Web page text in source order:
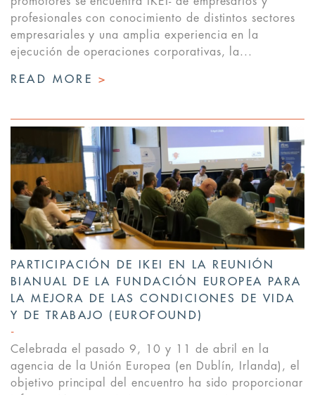
profesionales con conocimiento de distintos sectores
empresariales y una amplia experiencia en la
ejecución de operaciones corporativas, la...
READ MORE >
PARTICIPACIÓN DE IKEI EN LA REUNIÓN
BIANUAL DE LA FUNDACIÓN EUROPEA PARA
LA MEJORA DE LAS CONDICIONES DE VIDA
Y DE TRABAJO (EUROFOUND)
Celebrada el pasado 9, 10 y 11 de abril en la
agencia de la Unión Europea (en Dublín, Irlanda), el
objetivo principal del encuentro ha sido proporcionar